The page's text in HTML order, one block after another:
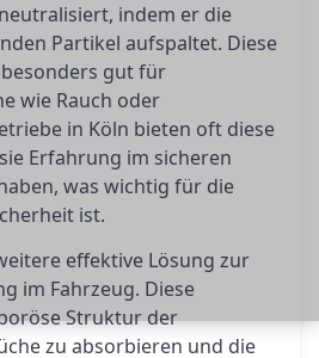
indem er die
Partikel aufspaltet. Diese
gut für
wie Rauch oder
in Köln bieten oft diese
Erfahrung im sicheren
was wichtig für die
ist.
effektive Lösung zur
im Fahrzeug. Diese
Struktur der
zu absorbieren und die